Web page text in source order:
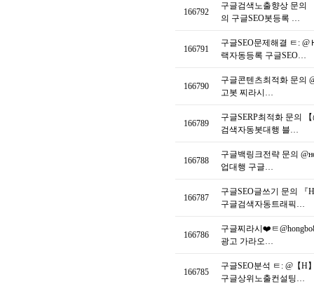
166792
구글검색노출향상 문의
의 구글SEO봇등록 …
166791
구글SEO문제해결 ㅌ:
랙자동등록 구글SEO…
166790
구글콘텐츠최적화 문의
고봇 찌라시…
166789
구글SERP최적화 문의
검색자동봇대행 블…
166788
구글백링크전략 문의
업대행 구글…
166787
구글SEO글쓰기 문의 『
구글검색자동트래픽…
166786
구글찌라시❤️ㅌ
광고 가라오…
166785
구글SEO분석 ㅌ: @【H
구글상위노출컨설팅…